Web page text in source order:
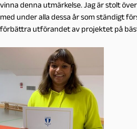
vinna denna utmärkelse. Jag är stolt
med under alla dessa år som ständigt
förbättra utförandet av projektet på